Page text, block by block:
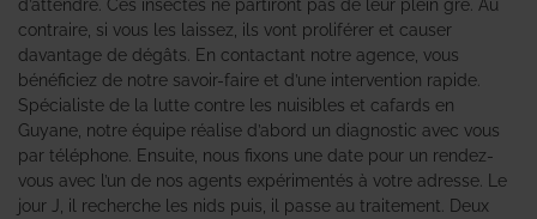
d’attendre. Ces insectes ne partiront pas de leur plein gré. Au
contraire, si vous les laissez, ils vont proliférer et causer
davantage de dégâts. En contactant notre agence, vous
bénéficiez de notre savoir-faire et d’une intervention rapide.
Spécialiste de la lutte contre les nuisibles et cafards en
Guyane, notre équipe réalise d’abord un diagnostic avec vous
par téléphone. Ensuite, nous fixons une date pour un rendez-
vous avec l’un de nos agents expérimentés à votre adresse. Le
jour J, il recherche les nids puis, il passe au traitement. Deux